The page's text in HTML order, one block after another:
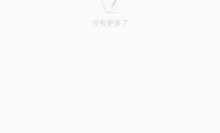
没有更多了